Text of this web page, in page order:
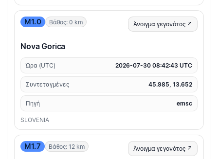
M1.0 Βάθος: 0 km Άνοιγμα γεγονότος ↗
Nova Gorica
Ώρα (UTC) 2026-07-30 08:42:43 UTC
Συντεταγμένες 45.985, 13.652
Πηγή emsc
SLOVENIA
M1.7 Βάθος: 12 km Άνοιγμα γεγονότος ↗